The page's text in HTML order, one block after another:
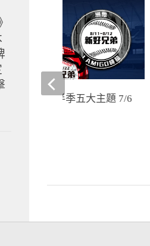
中信兄弟下半季五大主題 7/6